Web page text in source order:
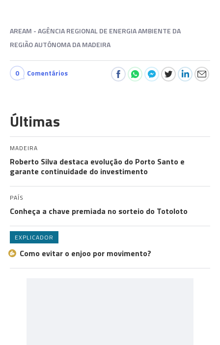
AREAM - AGÊNCIA REGIONAL DE ENERGIA AMBIENTE DA
REGIÃO AUTÓNOMA DA MADEIRA
0 Comentários
Últimas
MADEIRA
Roberto Silva destaca evolução do Porto Santo e
garante continuidade do investimento
PAÍS
Conheça a chave premiada no sorteio do Totoloto
EXPLICADOR
Como evitar o enjoo por movimento?